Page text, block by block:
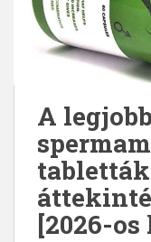
A legjobb
[2026-